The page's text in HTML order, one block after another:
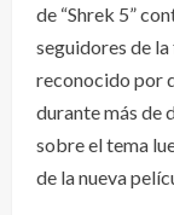
de “Shrek 5”
seguidores de
reconocido por
durante más de
sobre el tema
de la nueva